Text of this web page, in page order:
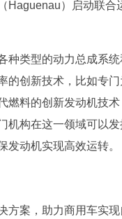
Haguenau）启动联
类型的动力总成系
的创新技术，比如专
燃料的创新发动机技
机构在这一领域可以
发动机实现高效运转。
案，助力商用车实